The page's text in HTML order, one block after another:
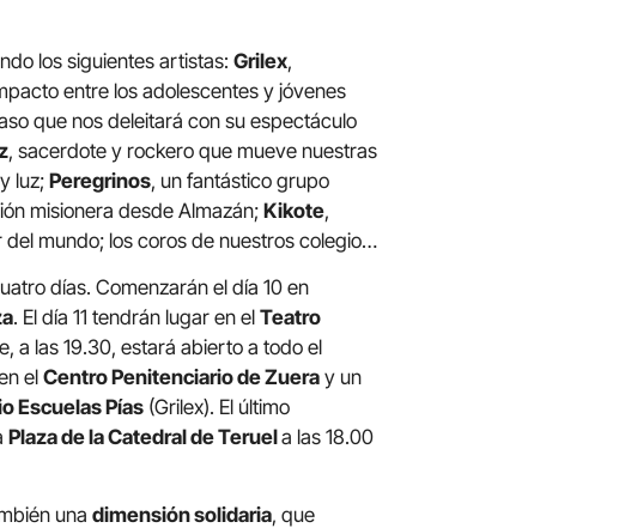
los siguientes artistas: Grilex,
entre los adolescentes y jóvenes
que nos deleitará con su espectáculo
, sacerdote y rockero que mueve nuestras
luz;Peregrinos, un fantástico grupo
misionera desde Almazán; Kikote,
mundo; los coros de nuestros colegio…
días. Comenzarán el día 10 en
. El día 11 tendrán lugar en el Teatro
a las 19.30, estará abierto a todo el
el Centro Penitenciario de Zuera y un
Escuelas Pías (Grilex). El último
Plaza de la Catedral de Teruela las 18.00
una dimensión solidaria, que